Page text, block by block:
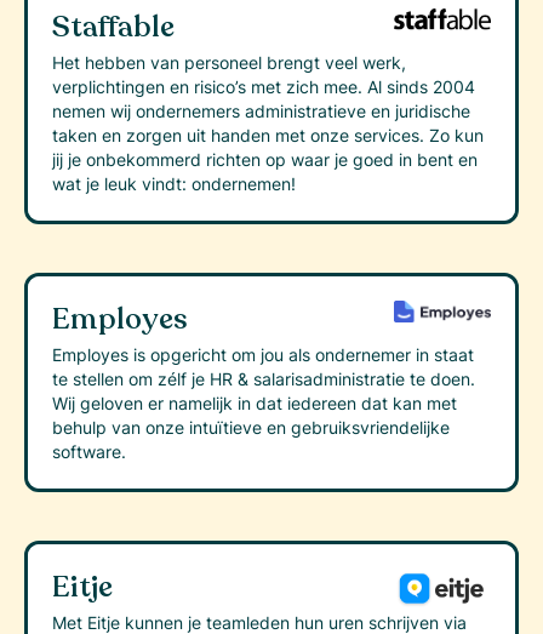
Staffable
Het hebben van personeel brengt veel werk,
verplichtingen en risico’s met zich mee. Al sinds 2004
nemen wij ondernemers administratieve en juridische
taken en zorgen uit handen met onze services. Zo kun
jij je onbekommerd richten op waar je goed in bent en
wat je leuk vindt: ondernemen!
Employes
Employes is opgericht om jou als ondernemer in staat
te stellen om zélf je HR & salarisadministratie te doen.
Wij geloven er namelijk in dat iedereen dat kan met
behulp van onze intuïtieve en gebruiksvriendelijke
software.
Eitje
Met Eitje kunnen je teamleden hun uren schrijven via